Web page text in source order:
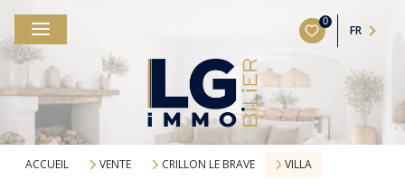
0
FR
ACCUEIL VENTE CRILLON LE BRAVE VILLA